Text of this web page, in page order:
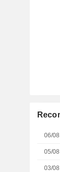
06/08
05/08
03/08